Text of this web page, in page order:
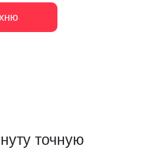
точную